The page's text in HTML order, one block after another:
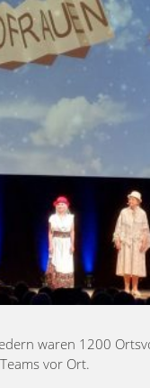
waren 1200
vor Ort.